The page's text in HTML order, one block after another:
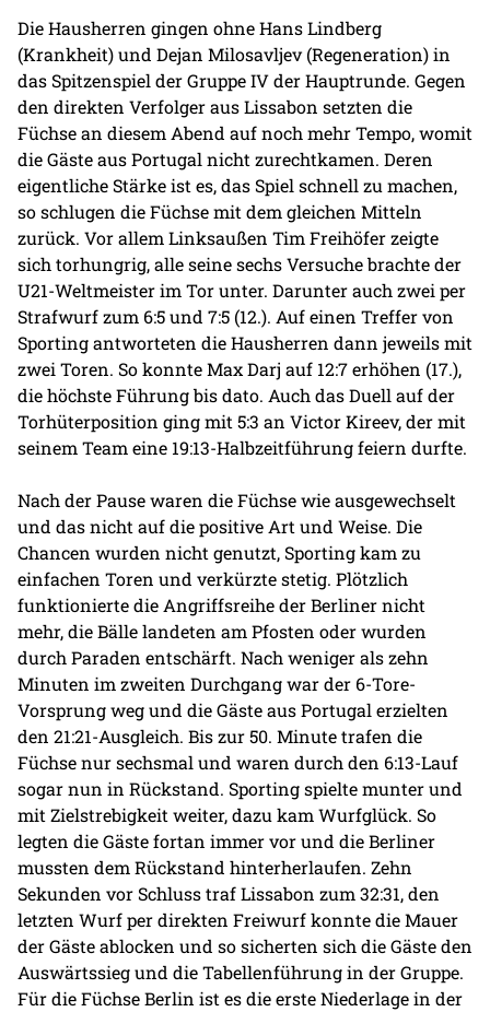
Die Hausherren gingen ohne Hans Lindberg
(Krankheit) und Dejan Milosavljev (Regeneration) in
das Spitzenspiel der Gruppe IV der Hauptrunde. Gegen
den direkten Verfolger aus Lissabon setzten die
Füchse an diesem Abend auf noch mehr Tempo, womit
die Gäste aus Portugal nicht zurechtkamen. Deren
eigentliche Stärke ist es, das Spiel schnell zu machen,
so schlugen die Füchse mit dem gleichen Mitteln
zurück. Vor allem Linksaußen Tim Freihöfer zeigte
sich torhungrig, alle seine sechs Versuche brachte der
U21-Weltmeister im Tor unter. Darunter auch zwei per
Strafwurf zum 6:5 und 7:5 (12.). Auf einen Treffer von
Sporting antworteten die Hausherren dann jeweils mit
zwei Toren. So konnte Max Darj auf 12:7 erhöhen (17.),
die höchste Führung bis dato. Auch das Duell auf der
Torhüterposition ging mit 5:3 an Victor Kireev, der mit
seinem Team eine 19:13-Halbzeitführung feiern durfte.
Nach der Pause waren die Füchse wie ausgewechselt
und das nicht auf die positive Art und Weise. Die
Chancen wurden nicht genutzt, Sporting kam zu
einfachen Toren und verkürzte stetig. Plötzlich
funktionierte die Angriffsreihe der Berliner nicht
mehr, die Bälle landeten am Pfosten oder wurden
durch Paraden entschärft. Nach weniger als zehn
Minuten im zweiten Durchgang war der 6-Tore-
Vorsprung weg und die Gäste aus Portugal erzielten
den 21:21-Ausgleich. Bis zur 50. Minute trafen die
Füchse nur sechsmal und waren durch den 6:13-Lauf
sogar nun in Rückstand. Sporting spielte munter und
mit Zielstrebigkeit weiter, dazu kam Wurfglück. So
legten die Gäste fortan immer vor und die Berliner
mussten dem Rückstand hinterherlaufen. Zehn
Sekunden vor Schluss traf Lissabon zum 32:31, den
letzten Wurf per direkten Freiwurf konnte die Mauer
der Gäste ablocken und so sicherten sich die Gäste den
Auswärtssieg und die Tabellenführung in der Gruppe.
Für die Füchse Berlin ist es die erste Niederlage in der